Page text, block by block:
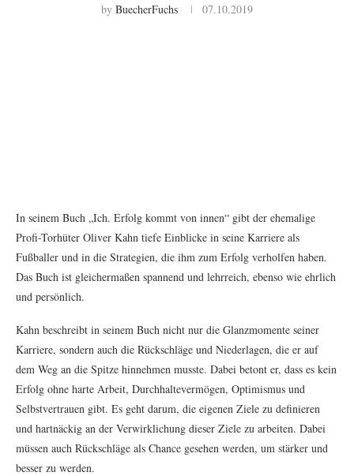
by BuecherFuchs 07.10.2019
In seinem Buch „Ich. Erfolg kommt von innen“ gibt der ehemalige
Profi-Torhüter Oliver Kahn tiefe Einblicke in seine Karriere als
Fußballer und in die Strategien, die ihm zum Erfolg verholfen haben.
Das Buch ist gleichermaßen spannend und lehrreich, ebenso wie ehrlich
und persönlich.
Kahn beschreibt in seinem Buch nicht nur die Glanzmomente seiner
Karriere, sondern auch die Rückschläge und Niederlagen, die er auf
dem Weg an die Spitze hinnehmen musste. Dabei betont er, dass es kein
Erfolg ohne harte Arbeit, Durchhaltevermögen, Optimismus und
Selbstvertrauen gibt. Es geht darum, die eigenen Ziele zu definieren
und hartnäckig an der Verwirklichung dieser Ziele zu arbeiten. Dabei
müssen auch Rückschläge als Chance gesehen werden, um stärker und
besser zu werden.